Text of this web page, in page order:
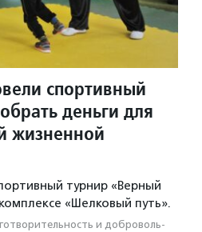
спортивный
деньги для
жизненной
турнир «Верный
«Шелковый путь».
и доброволь­